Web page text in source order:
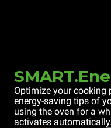
Optimize your
energy-saving tips of
using the oven for a
activates automatically.